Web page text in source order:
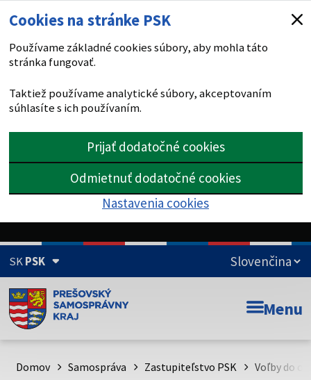
Cookies na stránke PSK
Používame základné cookies súbory, aby mohla táto
stránka fungovať.
Taktiež používame analytické súbory, akceptovaním
súhlasíte s ich používaním.
Prijať dodatočné cookies
Odmietnuť dodatočné cookies
Nastavenia cookies
SKPSK
Doména psk.sk je oficiálna
Toto je oficiálna webová stránka Prešovského
psk.sk.
Menu
Domov Samospráva Zastupiteľstvo PSK Voľby do